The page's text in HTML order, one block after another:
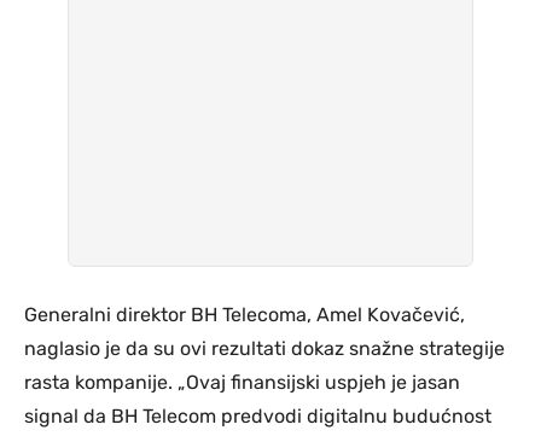
Generalni direktor BH Telecoma, Amel Kovačević,
naglasio je da su ovi rezultati dokaz snažne strategije
rasta kompanije. „Ovaj finansijski uspjeh je jasan
signal da BH Telecom predvodi digitalnu budućnost